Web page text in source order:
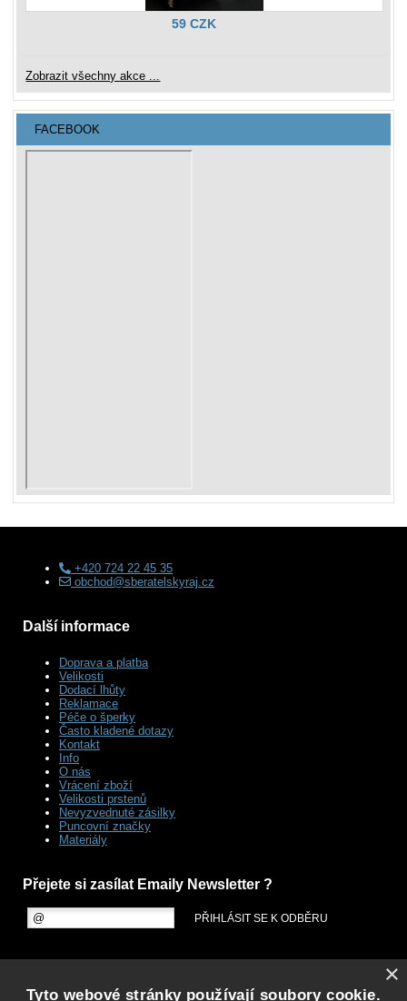
59 CZK
Zobrazit všechny akce ...
FACEBOOK
+420 724 22 45 35
obchod@sberatelskyraj.cz
Další informace
Doprava a platba
Velikosti
Dodací lhůty
Reklamace
Péče o šperky
Často kladené dotazy
Kontakt
Info
O nás
Vrácení zboží
Velikosti prstenů
Nevyzvednuté zásilky
Puncovní značky
Materiály
Přejete si zasílat Emaily Newsletter ?
×
Tyto webové stránky používají soubory cookie.